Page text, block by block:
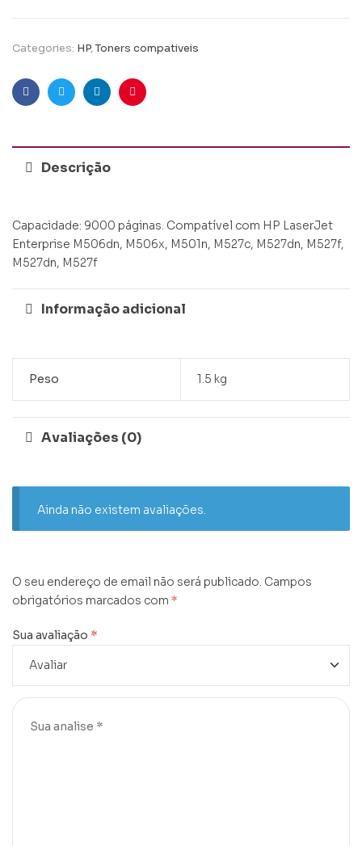
Categories: HP,Toners compativeis
FacebookTwitterLinkedinPinterest
Descrição
Capacidade: 9000 páginas. Compatível com HP LaserJet
Enterprise M506dn, M506x, M501n, M527c, M527dn, M527f,
M527dn, M527f
Informação adicional
Peso 1.5 kg
Avaliações (0)
Ainda não existem avaliações.
O seu endereço de email não será publicado. Campos
obrigatórios marcados com *
Sua avaliação *